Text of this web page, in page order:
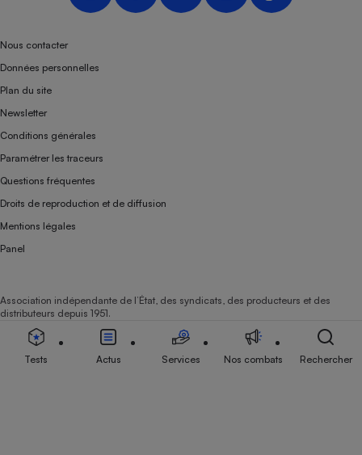
Nous contacter
Données personnelles
Plan du site
Newsletter
Conditions générales
Paramétrer les traceurs
Questions fréquentes
Droits de reproduction et de diffusion
Mentions légales
Panel
Association indépendante de l’État, des syndicats, des producteurs et des
distributeurs depuis 1951.
Tests Actus Services Nos combats Rechercher